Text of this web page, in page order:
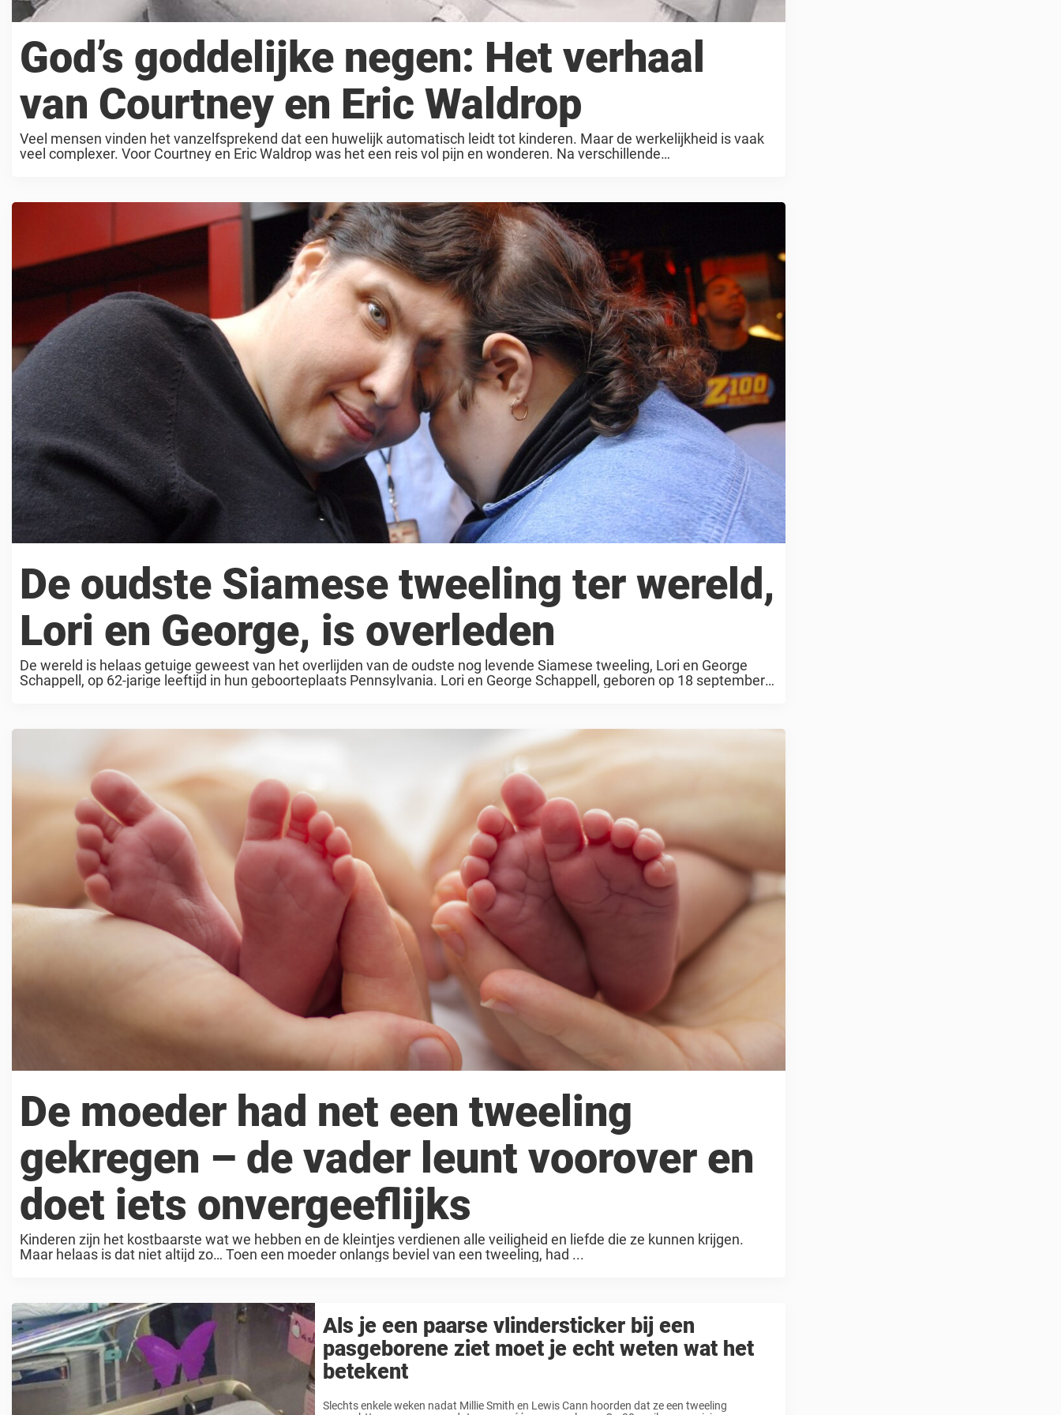
God’s goddelijke negen: Het verhaal
van Courtney en Eric Waldrop
Veel mensen vinden het vanzelfsprekend dat een huwelijk automatisch leidt tot kinderen. Maar de werkelijkheid is vaak
veel complexer. Voor Courtney en Eric Waldrop was het een reis vol pijn en wonderen. Na verschillende
De oudste Siamese tweeling ter wereld,
Lori en George, is overleden
De wereld is helaas getuige geweest van het overlijden van de oudste nog levende Siamese tweeling, Lori en George
Schappell, op 62-jarige leeftijd in hun geboorteplaats Pennsylvania. Lori en George Schappell, geboren op 18 september
De moeder had net een tweeling
gekregen – de vader leunt voorover en
doet iets onvergeeflijks
Kinderen zijn het kostbaarste wat we hebben en de kleintjes verdienen alle veiligheid en liefde die ze kunnen krijgen.
Maar helaas is dat niet altijd zo… Toen een moeder onlangs beviel van een tweeling, had ...
Als je een paarse vlindersticker bij een
pasgeborene ziet moet je echt weten wat het
betekent
Slechts enkele weken nadat Millie Smith en Lewis Cann hoorden dat ze een tweeling